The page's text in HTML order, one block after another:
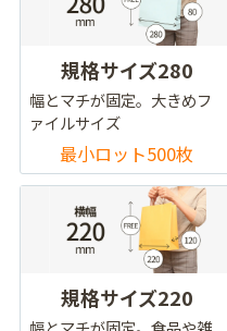
規格サイズ280
幅とマチが固定。大きめフ
ァイルサイズ
最小ロット500枚
規格サイズ220